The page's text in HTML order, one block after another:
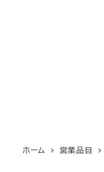
ホーム 営業品目